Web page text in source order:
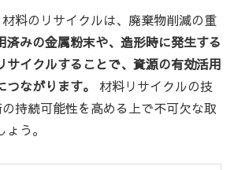
料のリサイクルは、廃棄物削減の重
済みの金属粉末や、造形時に発生する
サイクルすることで、資源の有効活用
ながります。
材料リサイクルの技
持続可能性を高める上で不可欠な取
う。